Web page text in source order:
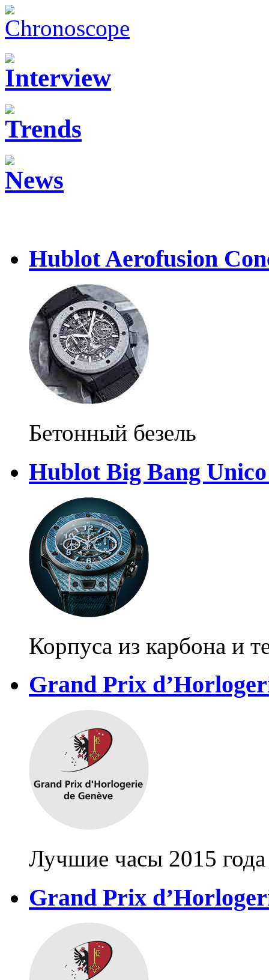
Hublot Aerofusion
Бетонный безель
Hublot Big Bang
Корпуса из карбона и
Grand Prix
Лучшие часы 2015 года
Grand Prix